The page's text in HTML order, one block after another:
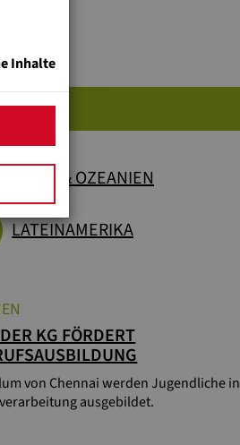
ASIEN & OZEANIEN
LATEINAMERIKA
KG FÖRDERT
von Chennai werden Jugendliche in
ausgebildet.
Inhalte